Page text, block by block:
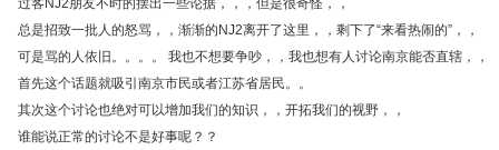
过客NJ2朋友不时的摆出一些论据，，，但是很奇怪，，
总是招致一批人的怒骂，，渐渐的NJ2离开了这里，，剩下了“来看热闹的”，，
可是骂的人依旧。。。。 我也不想要争吵，，我也想有人讨论南京能否直辖，，
首先这个话题就吸引南京市民或者江苏省居民。。
其次这个讨论也绝对可以增加我们的知识，，开拓我们的视野，，
谁能说正常的讨论不是好事呢？？